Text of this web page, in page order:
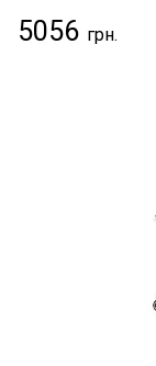
5056